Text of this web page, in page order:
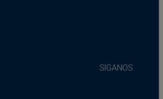
SIGANOS